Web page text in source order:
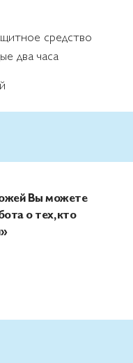
средство
два часа
Вы можете
о тех, кто